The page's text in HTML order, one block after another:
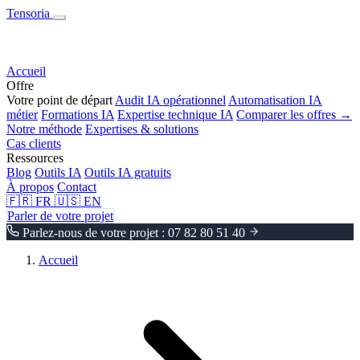
Tensoria
Accueil
Offre
Votre point de départ Audit IA opérationnel Automatisation IA
métier Formations IA Expertise technique IA Comparer les offres →
Notre méthode Expertises & solutions
Cas clients
Ressources
Blog Outils IA Outils IA gratuits
À propos Contact
🇫🇷 FR 🇺🇸 EN
Parler de votre projet
Parlez-nous de votre projet : 07 82 80 51 40
Accueil